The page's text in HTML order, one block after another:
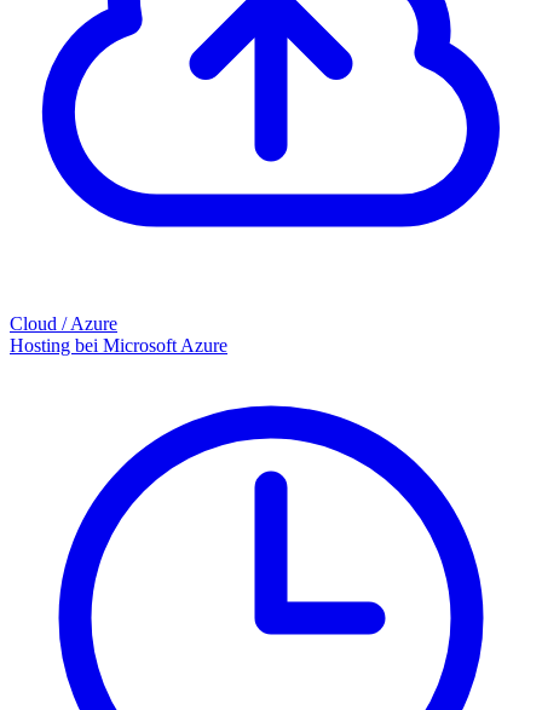
Cloud / Azure
Hosting bei Microsoft Azure